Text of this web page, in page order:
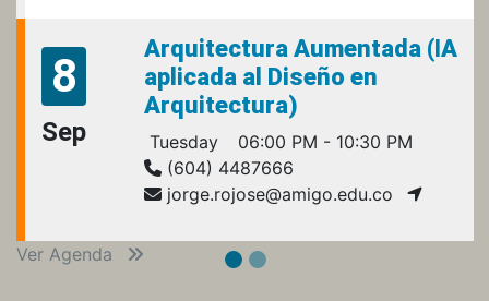
8
Sep
Arquitectura Aumentada (IA
aplicada al Diseño en
Arquitectura)
Tuesday
06:00 PM - 10:30 PM
(604) 4487666
jorge.rojose@amigo.edu.co
Ver Agenda